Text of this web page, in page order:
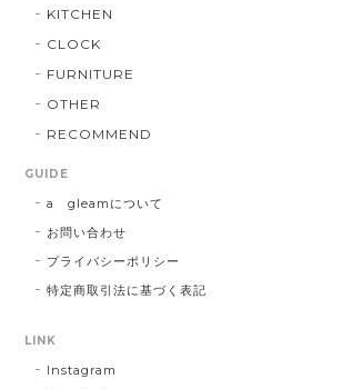
KITCHEN
CLOCK
FURNITURE
OTHER
RECOMMEND
GUIDE
a gleamについて
お問い合わせ
プライバシーポリシー
特定商取引法に基づく表記
LINK
Instagram